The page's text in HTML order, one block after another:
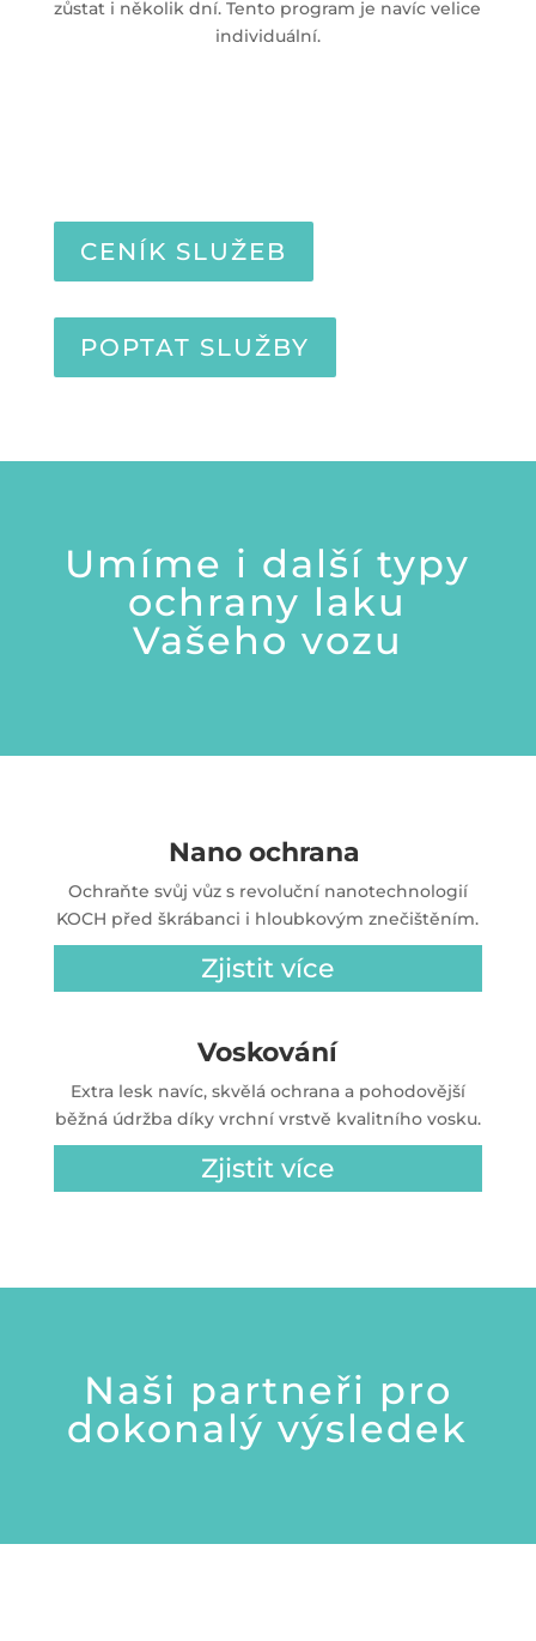
zůstat i několik dní. Tento program je navíc velice
individuální.
CENÍK SLUŽEB
POPTAT SLUŽBY
Umíme i další typy
ochrany laku
Vašeho vozu
Nano ochrana
Ochraňte svůj vůz s revoluční nanotechnologií
KOCH před škrábanci i hloubkovým znečištěním.
Zjistit více
Voskování
Extra lesk navíc, skvělá ochrana a pohodovější
běžná údržba díky vrchní vrstvě kvalitního vosku.
Zjistit více
Naši partneři pro
dokonalý výsledek